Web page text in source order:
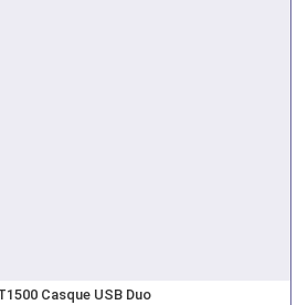
Casque USB Duo